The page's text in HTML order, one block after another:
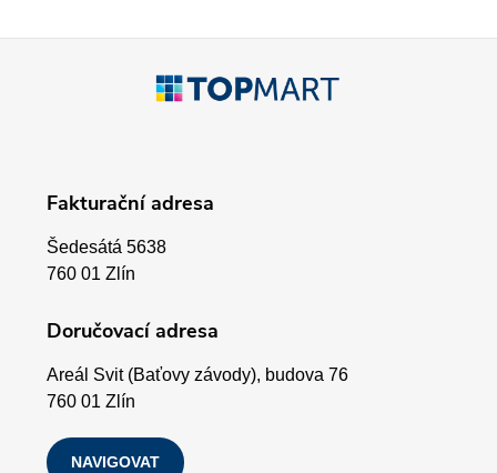
p
Fakturační adresa
Šedesátá 5638
760 01 Zlín
Doručovací adresa
Areál Svit (Baťovy závody), budova 76
760 01 Zlín
NAVIGOVAT